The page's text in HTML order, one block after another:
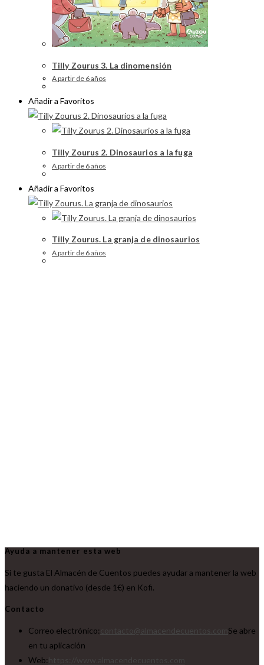
Tilly Zourus 3. La dinomensión
A partir de 6 años
Añadir a Favoritos
Tilly Zourus 2. Dinosaurios a la fuga
A partir de 6 años
Añadir a Favoritos
Tilly Zourus. La granja de dinosaurios
A partir de 6 años
Ayuda a mantener esta web
Si te gusta El Almacén de Cuentos puedes ayudar a mantener la web
haciendo un donativo (desde 1€) en Kofi.
Contacto
Correo electrónico:
Se abre
en tu aplicación
Web: